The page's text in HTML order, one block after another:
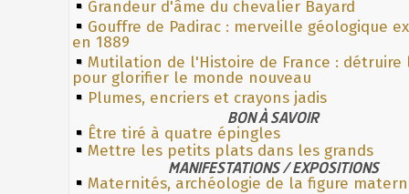
Grandeur d'âme du chevalier Bayard
Gouffre de Padirac : merveille géologique
en 1889
Mutilation de l'Histoire de France : détruire
pour glorifier le monde nouveau
Plumes, encriers et crayons jadis
BON À SAVOIR
Être tiré à quatre épingles
Mettre les petits plats dans les grands
MANIFESTATIONS / EXPOSITIONS
Maternités, archéologie de la figure